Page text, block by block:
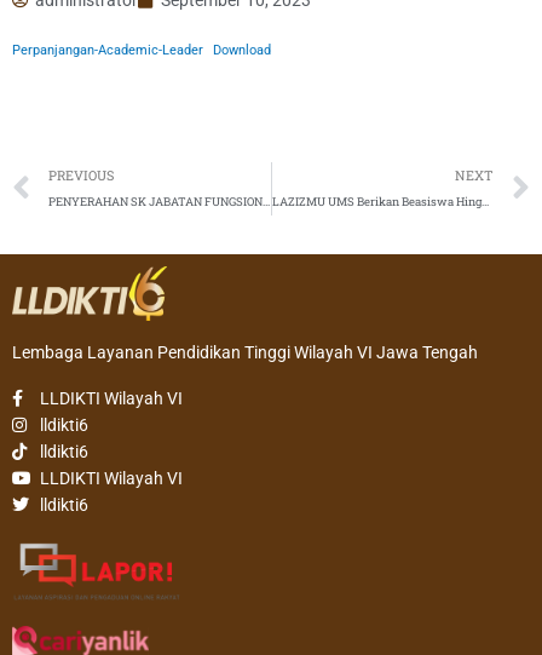
Perpanjangan-Academic-Leader Download
Prev
PREVIOUS
PENYERAHAN SK JABATAN FUNGSIONAL, INPASSING DAN KENAIKAN PANGKAT DOSEN (UPDATE LAMPIRAN)
NEXT
LAZIZMU UMS Berikan Beasiswa Hingga Lulus Sarjana (S1)
Lembaga Layanan Pendidikan Tinggi Wilayah VI Jawa Tengah
LLDIKTI Wilayah VI
lldikti6
lldikti6
LLDIKTI Wilayah VI
lldikti6